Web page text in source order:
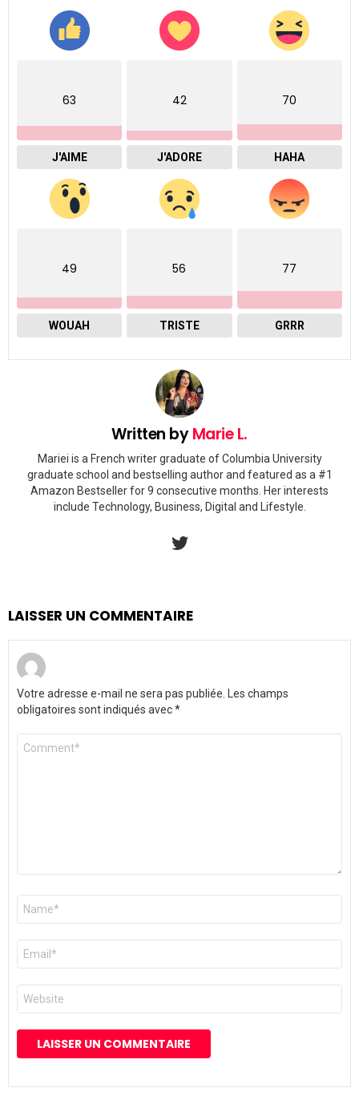
63
J'AIME
42
J'ADORE
70
HAHA
49
WOUAH
56
TRISTE
77
GRRR
Written byMarie L.
Mariei is a French writer graduate of Columbia University
graduate school and bestselling author and featured as a #1
Amazon Bestseller for 9 consecutive months. Her interests
include Technology, Business, Digital and Lifestyle.
LAISSER UN COMMENTAIRE
Votre adresse e-mail ne sera pas publiée.
Les champs
obligatoires sont indiqués avec*
Commentaire
Nom
E-
mail
*
Site
web